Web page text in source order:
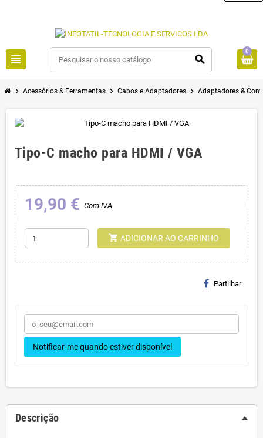
view_headline search
0
chevron_right Acessórios & Ferramentas chevron_right Cabos e Adaptadores chevron_right Adaptadores &
Tipo-C macho para HDMI / VGA
19,90 € Com IVA
shopping_cart ADICIONAR AO CARRINHO
Partilhar
Notificar-me quando estiver disponível
Descrição